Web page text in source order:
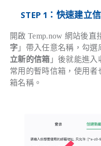
STEP 1：快速建立
開啟 Temp.now 網站後直
字 」帶入任意名稱，勾選
立新的信箱 」後就能進
常用的暫時信箱，使用者
箱名稱。